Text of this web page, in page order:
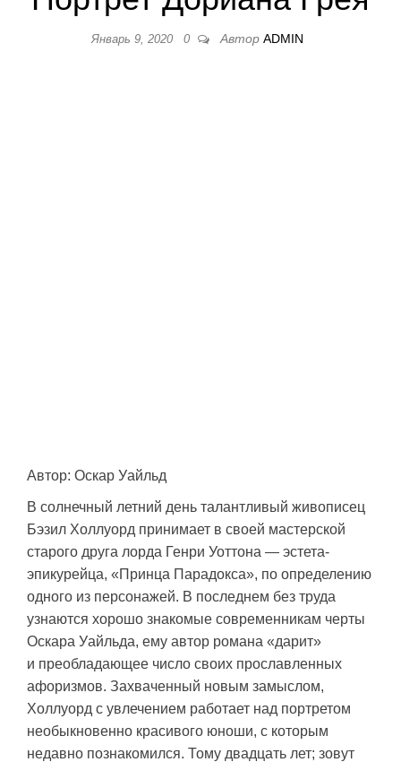
Январь 9, 2020 0 Автор ADMIN
Автор: Оскар Уайльд
В солнечный летний день талантливый живописец
Бэзил Холлуорд принимает в своей мастерской
старого друга лорда Генри Уоттона — эстета-
эпикурейца, «Принца Парадокса», по определению
одного из персонажей. В последнем без труда
узнаются хорошо знакомые современникам черты
Оскара Уайльда, ему автор романа «дарит»
и преобладающее число своих прославленных
афоризмов. Захваченный новым замыслом,
Холлуорд с увлечением работает над портретом
необыкновенно красивого юноши, с которым
недавно познакомился. Тому двадцать лет; зовут